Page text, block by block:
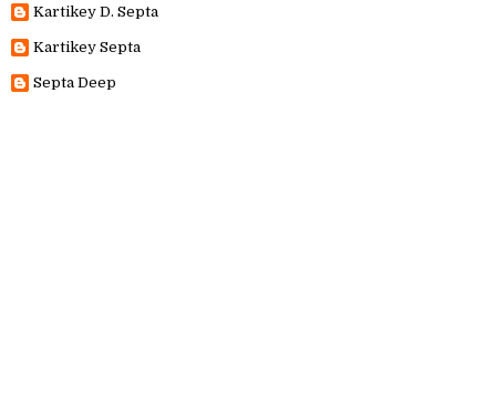
Kartikey D. Septa
Kartikey Septa
Septa Deep